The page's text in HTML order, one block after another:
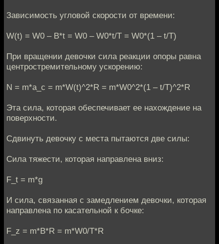
Зависимость угловой скорости от времени:
W(t) = W0 – B*t = W0 – W0*t/T = W0*(1 – t/T)
При вращении девочки сила реакции опоры равна
центростремительному ускорению:
N = m*a_с = m*W(t)^2*R = m*W0^2*(1 – t/T)^2*R
Эта сила, которая обеспечивает ее нахождение на
поверхности.
Сдвинуть девочку с места пытаются две силы:
Сила тяжести, которая направлена вниз:
F_t = m*g
И сила, связанная с замедлением девочки, которая
направлена по касательной к бочке:
F_z = m*B*R = m*W0/T*R